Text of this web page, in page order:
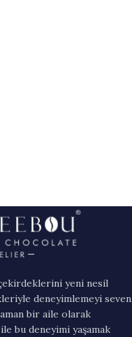
yeni nesil
deneyimlemeyi seven
bir aile olarak
bu deneyimi yaşamak